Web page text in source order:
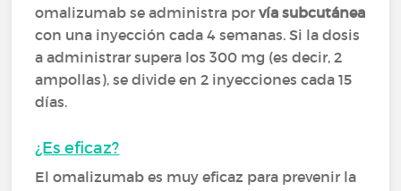
omalizumab se administra porvía subcutánea
con una inyección cada 4 semanas. Si la dosis
a administrar supera los 300 mg (es decir, 2
ampollas), se divide en 2 inyecciones cada 15
días.
¿Es eficaz?
El omalizumab es muy eficaz para prevenir la